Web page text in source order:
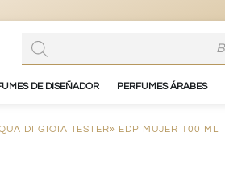
DE DISEÑADOR PERFUMES ÁRABES
DI GIOIA TESTER» EDP MUJER 100 ML